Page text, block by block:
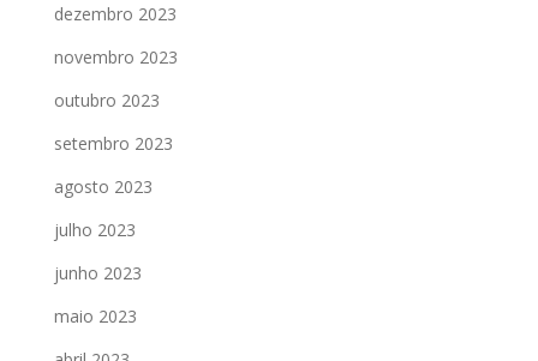
dezembro 2023
novembro 2023
outubro 2023
setembro 2023
agosto 2023
julho 2023
junho 2023
maio 2023